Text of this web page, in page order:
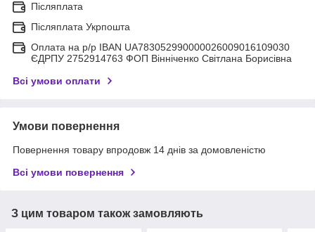
Післяплата
Післяплата Укрпошта
Оплата на р/р IBAN UA783052990000026009016109030
ЄДРПУ 2752914763 ФОП Вінніченко Світлана Борисівна
Всі умови оплати
Умови повернення
Повернення товару впродовж 14 днів за домовленістю
Всі умови повернення
З цим товаром також замовляють